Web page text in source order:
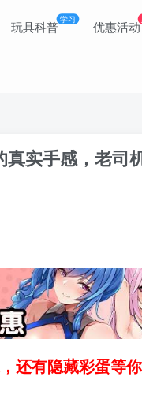
玩具科普学习 优惠活动
实手感，老司
还有隐藏彩蛋等